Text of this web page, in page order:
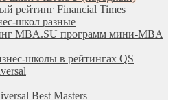
рейтинг Financial Times
школ разные
MBA.SU программ мини-MBA
школы в рейтингах QS
Best Masters